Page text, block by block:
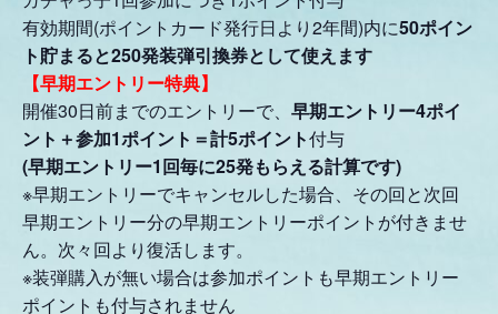
有効期間(ポイントカード発行日より2年間)内に50ポイン
ト貯まると250発装弾引換券として使えます
【早期エントリー特典】
開催30日前までのエントリーで、 早期エントリー4ポイ
ント＋参加1ポイント＝計5ポイント付与
(早期エントリー1回毎に25発もらえる計算です)
※早期エントリーでキャンセルした場合、その回と次回
早期エントリー分の早期エントリーポイントが付きませ
ん。次々回より復活します。
※装弾購入が無い場合は参加ポイントも早期エントリー
ポイントも付与されません